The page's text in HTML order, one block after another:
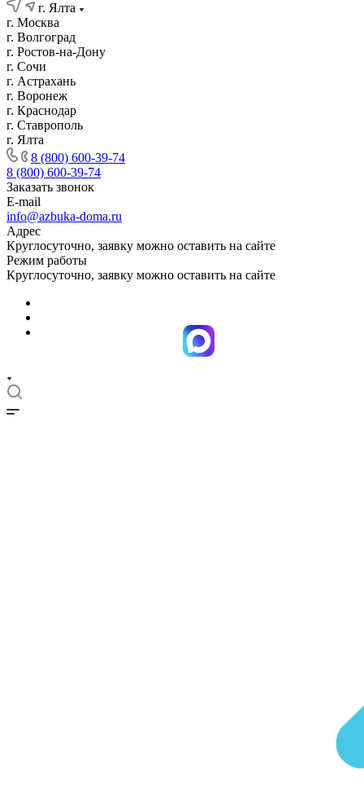
г. Ялта
г. Москва
г. Волгоград
г. Ростов-на-Дону
г. Сочи
г. Астрахань
г. Воронеж
г. Краснодар
г. Ставрополь
г. Ялта
8 (800) 600-39-74
8 (800) 600-39-74
Заказать звонок
E-mail
info@azbuka-doma.ru
Адрес
Круглосуточно, заявку можно оставить на сайте
Режим работы
Круглосуточно, заявку можно оставить на сайте